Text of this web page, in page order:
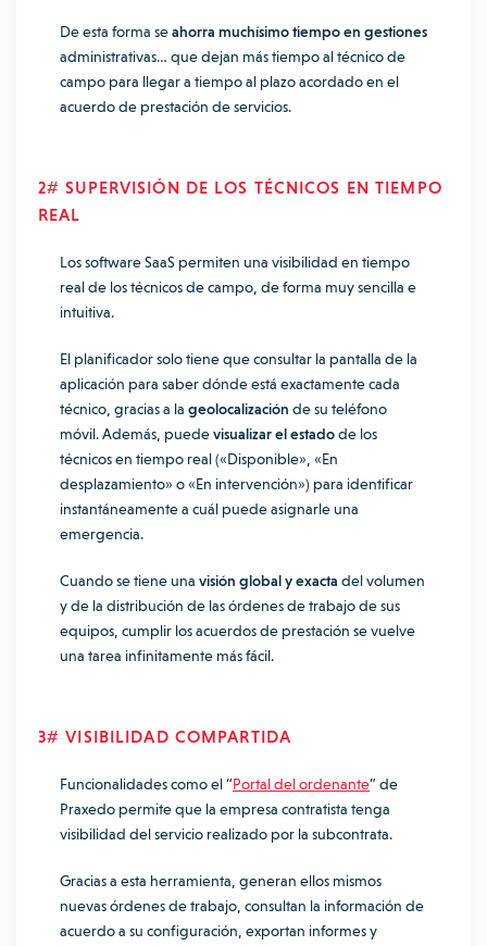
De esta forma seahorra muchísimo tiempo en gestiones
administrativas… que dejan más tiempo al técnico de
campo para llegar a tiempo al plazo acordado en el
acuerdo de prestación de servicios.
2# SUPERVISIÓN DE LOS TÉCNICOS EN TIEMPO
REAL
Lossoftware SaaS permiten una visibilidad en tiempo
real de los técnicos de campo, de forma muy sencilla e
intuitiva.
El planificador solo tiene que consultar la pantalla de la
aplicación para saber dónde está exactamente cada
técnico, gracias a la geolocalización de su teléfono
móvil. Además, puedevisualizar el estadode los
técnicos en tiempo real («Disponible», «En
desplazamiento» o «En intervención») para identificar
instantáneamente a cuál puede asignarle una
emergencia.
Cuando se tiene una visión global y exacta del volumen
y de la distribución de las órdenes de trabajo de sus
equipos, cumplir los acuerdos de prestación se vuelve
una tarea infinitamente más fácil.
3# VISIBILIDAD COMPARTIDA
Funcionalidades como el “Portal del ordenante” de
Praxedo permite que la empresa contratista tenga
visibilidad del servicio realizado por la subcontrata.
Gracias a esta herramienta, generan ellos mismos
nuevas órdenes de trabajo, consultan la información de
acuerdo a su configuración, exportan informes y